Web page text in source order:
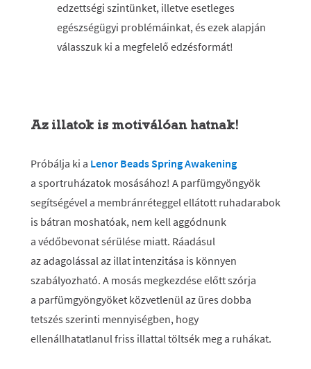
edzettségi szintünket, illetve esetleges
egészségügyi problémáinkat, és ezek alapján
válasszuk ki a megfelelő edzésformát!
Az illatok is motiválóan hatnak!
Próbálja ki a Lenor Beads Spring Awakening
a sportruházatok mosásához! A parfümgyöngyök
segítségével a membránréteggel ellátott ruhadarabok
is bátran moshatóak, nem kell aggódnunk
a védőbevonat sérülése miatt. Ráadásul
az adagolással az illat intenzitása is könnyen
szabályozható. A mosás megkezdése előtt szórja
a parfümgyöngyöket közvetlenül az üres dobba
tetszés szerinti mennyiségben, hogy
ellenállhatatlanul friss illattal töltsék meg a ruhákat.